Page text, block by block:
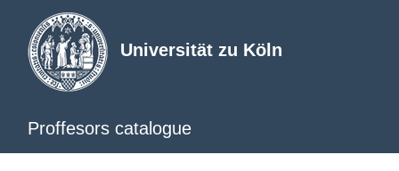
Universität zu Köln
Proffesors catalogue